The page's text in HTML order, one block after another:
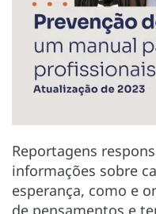
Reportagens
informações sobre
esperança, como e